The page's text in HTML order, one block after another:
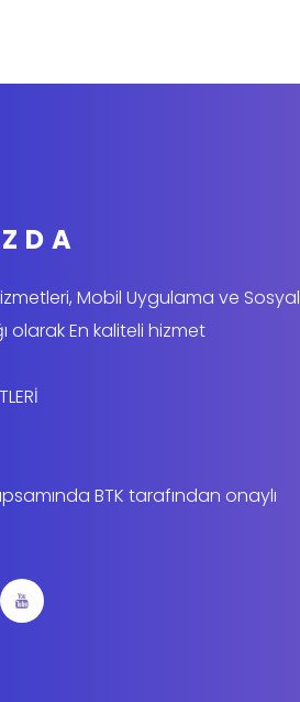
Mobil Uygulama ve Sosyal
olarak En kaliteli hizmet
BTK tarafından onaylı